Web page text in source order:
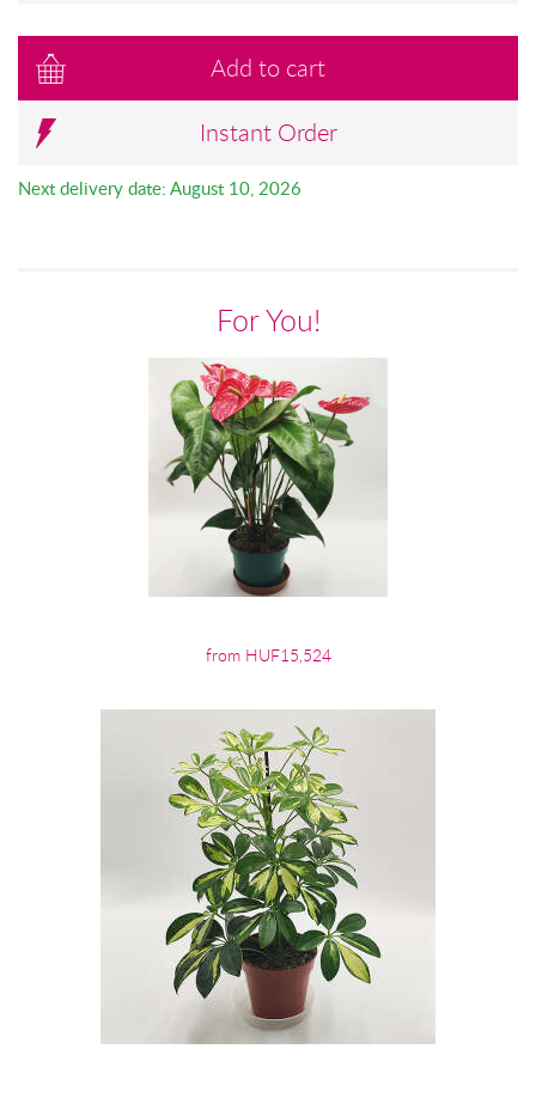
Add to cart
Instant Order
Next delivery date: August 10, 2026
For You!
from HUF15,524